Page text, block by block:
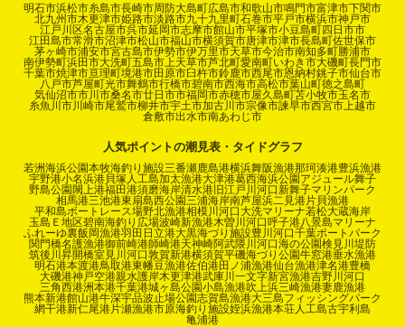
明石市浜松市糸島市長崎市周防大島町広島市和歌山市鳴門市富津市下関市
北九州市木更津市姫路市淡路市九十九里町石巻市平戸市横浜市神戸市
江戸川区名古屋市呉市延岡市志摩市館山市平塚市小豆島町四日市市
江田島市常滑市沼津市松山市福山市横須賀市唐津市津市長島町佐世保市
茅ヶ崎市浦安市宮古島市伊勢市伊万里市天草市今治市南知多町勝浦市
南伊勢町浜田市大洗町五島市上天草市芦北町愛南町いわき市大磯町長門市
千葉市焼津市亘理町境港市田原市臼杵市鈴鹿市西尾市恩納村銚子市仙台市
八戸市芦屋町光市舞鶴市行橋市碧南市西海市高松市葉山町徳之島町
気仙沼市市川市桑名市廿日市市福岡市赤穂市屋久島町苫小牧市玉名市
糸魚川市川崎市尾鷲市柳井市宇土市加古川市宗像市諫早市西宮市上越市
倉敷市出水市南あわじ市
人気ポイントの潮見表・タイドグラフ
若洲海浜公園本牧海釣り施設三番瀬鹿島港横浜舞阪漁港那珂湊港豊浜漁港
宇野港小名浜港貝塚人工島加太漁港大津港葛西海浜公園アジュール舞子
野島公園閖上港福田港須磨海岸清水港 旧江戸川河口 新舞子マリンパーク
相馬港三池港東扇島西公園三浦海岸南芦屋浜二見港片貝漁港
平和島ボートレース場野北漁港相模川河口 大洗マリーナ若松大蔵海岸
玉島Ｅ地区碧南海釣り広場波崎新漁港木曽川河口呼子港八景島マリーナ
ふれーゆ裏飯岡漁港羽田 日立港大黒海づり施設豊川河口千葉ポートパーク
関門橋名護漁港御前崎港師崎港天神崎阿武隈川河口海の公園検見川堤防
筑後川昇開橋室見川河口敦賀新港横須賀平磯海づり公園牛窓港垂水漁港
明石港本渡港鳥取港東幡豆漁港佐伯港田ノ浦漁港仙台漁港津名港豊橋
大磯港神戸空港親水護岸木更津港武庫川一文字新宮漁港吉野川河口
三角西港洲本港千葉港城ヶ島公園小島漁港吹上浜三崎漁港妻鹿漁港
熊本新港館山港牛深宇品波止場公園志賀島漁港大三島フィッシングパーク
網干港新仁尾港片瀬漁港市原海釣り施設姪浜漁港本荘人工島古宇利島
亀浦港